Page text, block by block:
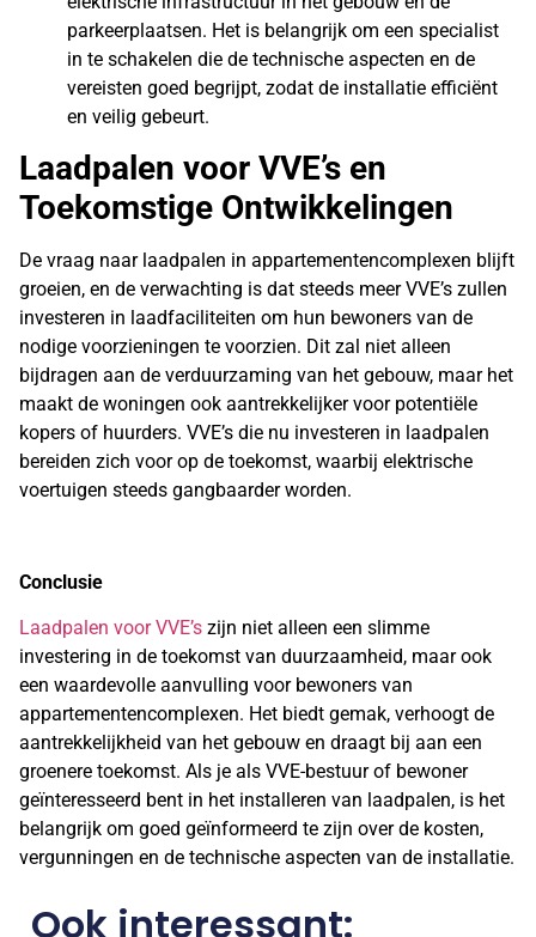
parkeerplaatsen. Het is belangrijk om een specialist
in te schakelen die de technische aspecten en de
vereisten goed begrijpt, zodat de installatie efficiënt
en veilig gebeurt.
Laadpalen voor VVE’s en
Toekomstige Ontwikkelingen
De vraag naar laadpalen in appartementencomplexen blijft
groeien, en de verwachting is dat steeds meer VVE’s zullen
investeren in laadfaciliteiten om hun bewoners van de
nodige voorzieningen te voorzien. Dit zal niet alleen
bijdragen aan de verduurzaming van het gebouw, maar het
maakt de woningen ook aantrekkelijker voor potentiële
kopers of huurders. VVE’s die nu investeren in laadpalen
bereiden zich voor op de toekomst, waarbij elektrische
voertuigen steeds gangbaarder worden.
Conclusie
Laadpalen voor VVE’s zijn niet alleen een slimme
investering in de toekomst van duurzaamheid, maar ook
een waardevolle aanvulling voor bewoners van
appartementencomplexen. Het biedt gemak, verhoogt de
aantrekkelijkheid van het gebouw en draagt bij aan een
groenere toekomst. Als je als VVE-bestuur of bewoner
geïnteresseerd bent in het installeren van laadpalen, is het
belangrijk om goed geïnformeerd te zijn over de kosten,
vergunningen en de technische aspecten van de installatie.
Ook interessant: